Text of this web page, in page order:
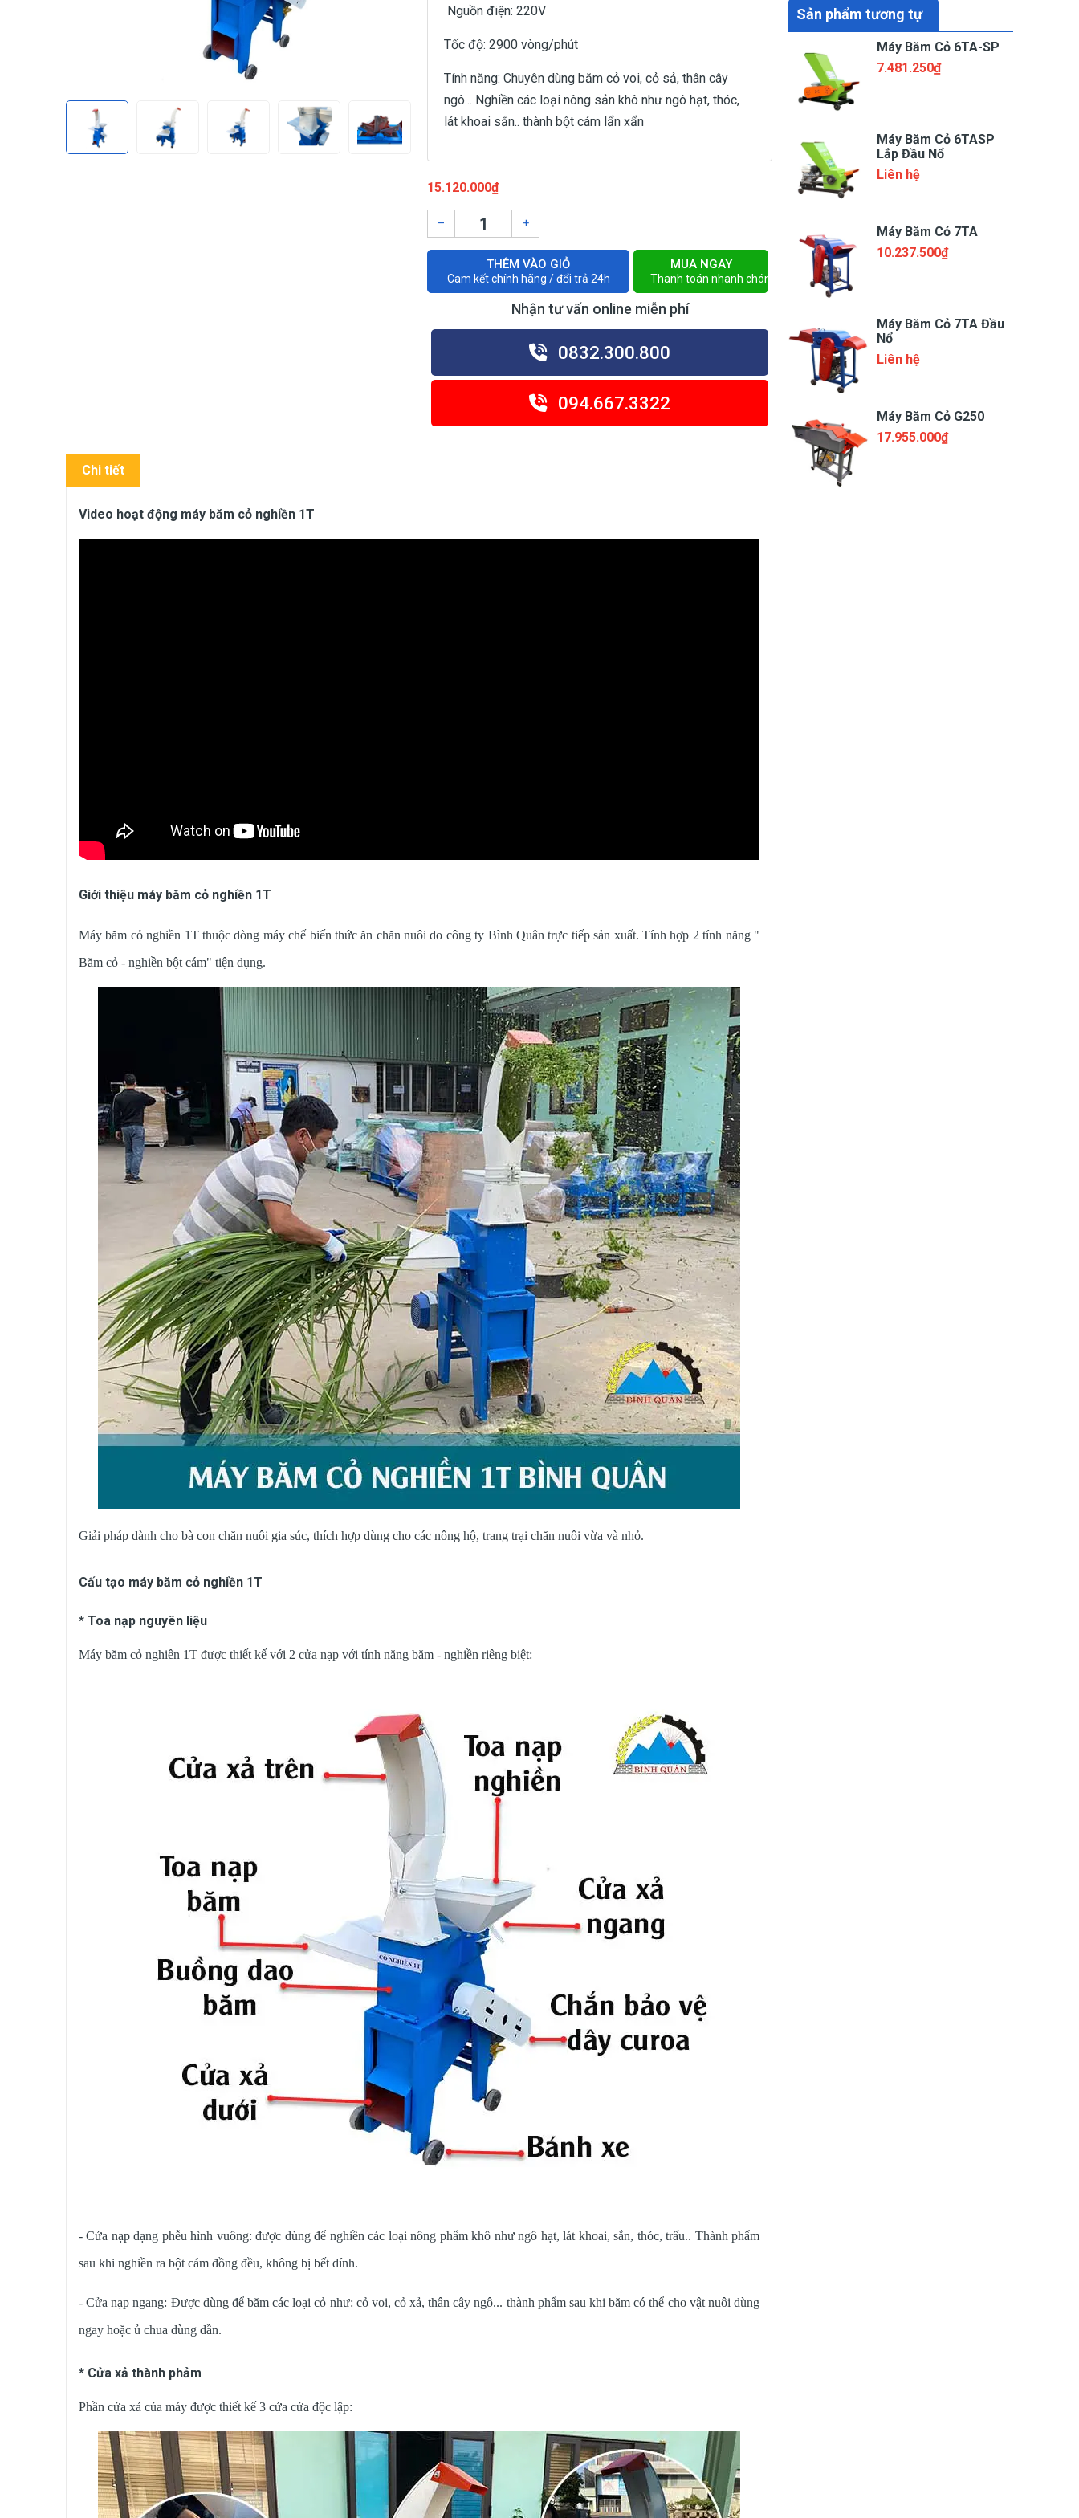
Nguồn điện: 220V
Tốc độ: 2900 vòng/phút
Tính năng: Chuyên dùng băm cỏ voi, cỏ sả, thân cây
ngô... Nghiền các loại nông sản khô như ngô hạt, thóc,
lát khoai sắn.. thành bột cám lẩn xẩn
15.120.000₫
– +
THÊM VÀO GIỎ
Cam kết chính hãng / đổi trả 24h
MUA NGAY
Thanh toán nhanh chóng
Nhận tư vấn online miễn phí
0832.300.800
094.667.3322
Chi tiết
Video hoạt động máy băm cỏ nghiền 1T
Giới thiệu máy băm cỏ nghiền 1T
Máy băm cỏ nghiền 1T thuộc dòng máy chế biến thức ăn chăn nuôi do công ty Bình Quân trực tiếp sản xuất. Tính hợp 2 tính năng "
Băm cỏ - nghiền bột cám" tiện dụng.
Giải pháp dành cho bà con chăn nuôi gia súc, thích hợp dùng cho các nông hộ, trang trại chăn nuôi vừa và nhỏ.
Cấu tạo máy băm cỏ nghiền 1T
* Toa nạp nguyên liệu
Máy băm cỏ nghiên 1T được thiết kế với 2 cửa nạp với tính năng băm - nghiền riêng biệt:
- Cửa nạp dạng phễu hình vuông: được dùng để nghiền các loại nông phẩm khô như ngô hạt, lát khoai, sắn, thóc, trấu.. Thành phẩm
sau khi nghiền ra bột cám đồng đều, không bị bết dính.
- Cửa nạp ngang: Được dùng để băm các loại cỏ như: cỏ voi, cỏ xả, thân cây ngô... thành phẩm sau khi băm có thể cho vật nuôi dùng
ngay hoặc ủ chua dùng dần.
* Cửa xả thành phảm
Phần cửa xả của máy được thiết kế 3 cửa cửa độc lập:
Sản phẩm tương tự
Máy Băm Cỏ 6TA-SP
7.481.250₫
Máy Băm Cỏ 6TASP
Lắp Đầu Nổ
Liên hệ
Máy Băm Cỏ 7TA
10.237.500₫
Máy Băm Cỏ 7TA Đầu
Nổ
Liên hệ
Máy Băm Cỏ G250
17.955.000₫